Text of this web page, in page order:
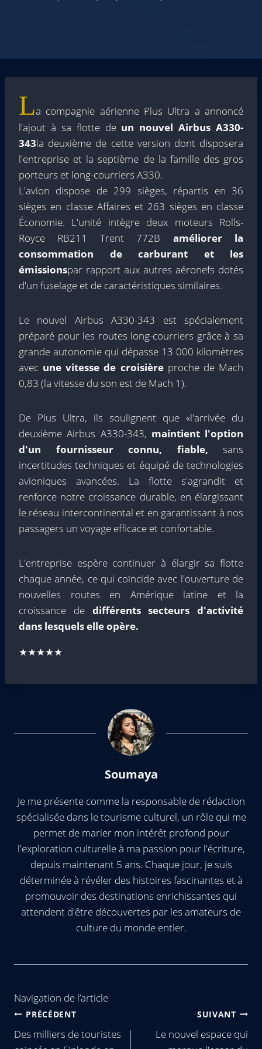
La compagnie aérienne Plus Ultra a annoncé
l'ajout à sa flotte de un nouvel Airbus A330-
343la deuxième de cette version dont disposera
l'entreprise et la septième de la famille des gros
porteurs et long-courriers A330.
L'avion dispose de 299 sièges, répartis en 36
sièges en classe Affaires et 263 sièges en classe
Économie. L'unité intègre deux moteurs Rolls-
Royce RB211 Trent 772B améliorer la
consommation de carburant et les
émissionspar rapport aux autres aéronefs dotés
d'un fuselage et de caractéristiques similaires.
Le nouvel Airbus A330-343 est spécialement
préparé pour les routes long-courriers grâce à sa
grande autonomie qui dépasse 13 000 kilomètres
avec une vitesse de croisièreproche de Mach
0,83 (la vitesse du son est de Mach 1).
De Plus Ultra, ils soulignent que «l'arrivée du
deuxième Airbus A330-343, maintient l'option
d'un fournisseur connu, fiable, sans
incertitudes techniques et équipé de technologies
avioniques avancées. La flotte s'agrandit et
renforce notre croissance durable, en élargissant
le réseau intercontinental et en garantissant à nos
passagers un voyage efficace et confortable.
L'entreprise espère continuer à élargir sa flotte
chaque année, ce qui coïncide avec l'ouverture de
nouvelles routes en Amérique latine et la
croissance de différents secteurs d'activité
dans lesquels elle opère.
★★★★★
Soumaya
Je me présente comme la responsable de rédaction
spécialisée dans le tourisme culturel, un rôle qui me
permet de marier mon intérêt profond pour
l'exploration culturelle à ma passion pour l'écriture,
depuis maintenant 5 ans. Chaque jour, je suis
déterminée à révéler des histoires fascinantes et à
promouvoir des destinations enrichissantes qui
attendent d'être découvertes par les amateurs de
culture du monde entier.
Navigation de l’article
PRÉCÉDENT
Des milliers de touristes
SUIVANT
Le nouvel espace qui